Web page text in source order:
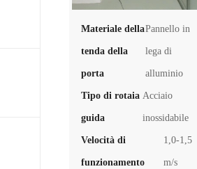
Materiale della
tenda della
porta
Pannello in
lega di
alluminio
Tipo di rotaia
guida
Acciaio
inossidabile
Velocità di
funzionamento
1,0-1,5
m/s